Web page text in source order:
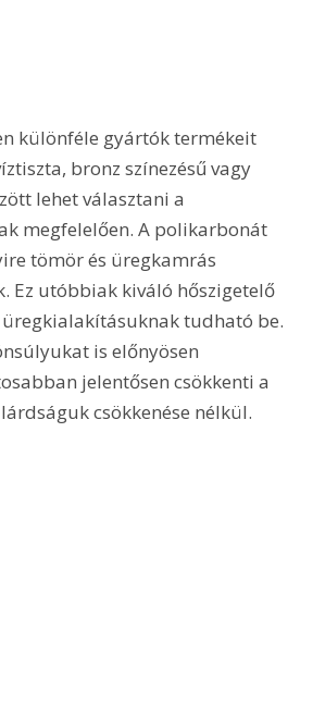
különféle gyártók termékeit
bronz színezésű vagy
lehet választani a
megfelelően. A polikarbonát
tömör és üregkamrás
Ez utóbbiak kiváló hőszigetelő
üregkialakításuknak tudható be.
is előnyösen
jelentősen csökkenti a
csökkenése nélkül.